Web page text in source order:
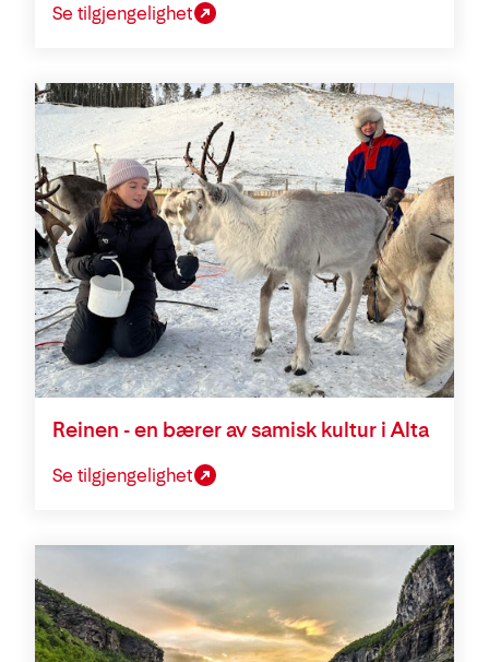
Se tilgjengelighet
Reinen - en bærer av samisk kultur i Alta
Se tilgjengelighet